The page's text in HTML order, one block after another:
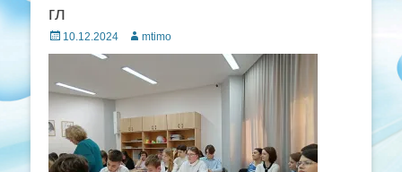
гл
Posted
on
10.12.2024 Author
mtimo